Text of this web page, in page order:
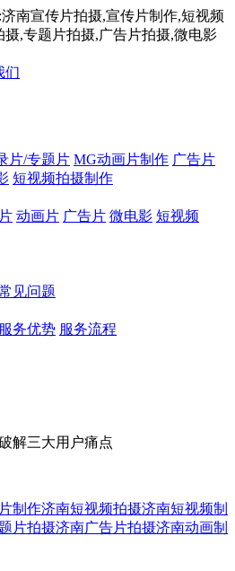
南宣传片拍摄,宣传片制作,短视频
,专题片拍摄,广告片拍摄,微电影
们
片/专题片 MG动画片制作 广告片
短视频拍摄制作
动画片 广告片 微电影 短视频
见问题
服务优势 服务流程
制作济南短视频拍摄济南短视频制
片拍摄济南广告片拍摄济南动画制